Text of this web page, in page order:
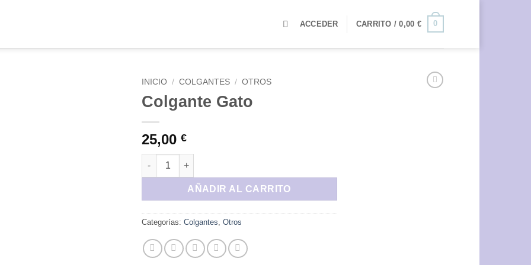
ACCEDER CARRITO /0,00 € 0
INICIO / COLGANTES / OTROS
Colgante Gato
25,00 €
Colgante Gato cantidad
AÑADIR AL CARRITO
Categorías: Colgantes Otros